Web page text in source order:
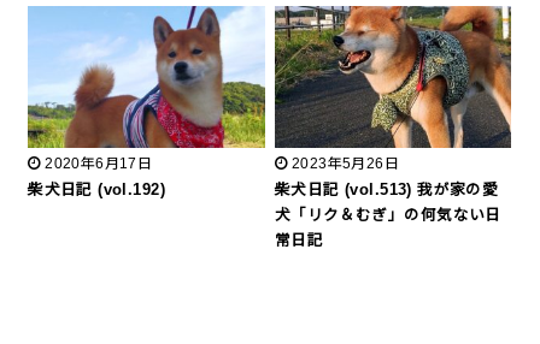
2020年6月17日
柴犬日記 (vol.192)
2023年5月26日
柴犬日記 (vol.513) 我が家の愛
犬「リク＆むぎ」の何気ない日
常日記